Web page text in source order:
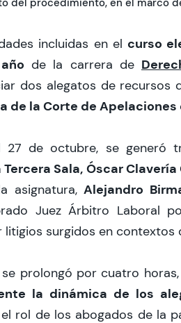
incluidas en el curso
de la carrera de
dos alegatos de recursos
de la Corte de
27 de octubre, se generó
Sala, Óscar Clavería
asignatura,Alejandro
Juez Árbitro Laboral
surgidos en contextos
prolongó por cuatro horas,
la dinámica de los
rol de los abogados de la